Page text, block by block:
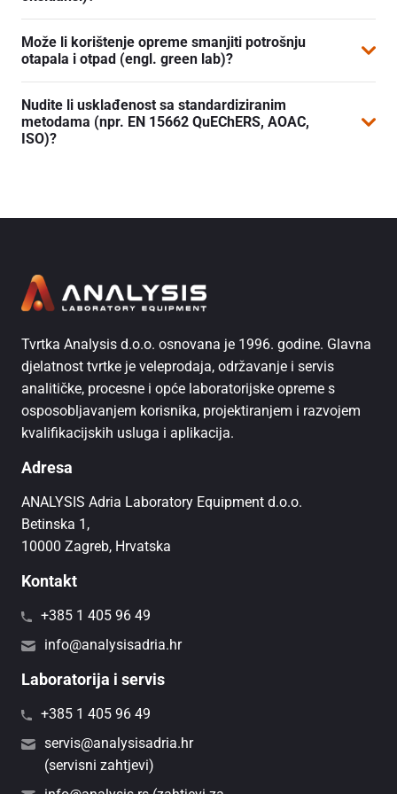
(voda, tlo, otpad, i zrak).
s otopinama se odabiru prema aplikaciji (PTFE, PEEK,
kompatibilnost s uobičajenim otapalima (npr. metanol,
acetonitril, izopropanol), jakom bazama i kiselinama te
oksidansima te je pri odabiru potrebno savjetovati se sa
Može li korištenje opreme smanjiti potrošnju
otapala i otpad (engl. green lab)?
optimizirani protokoli za SPE značajno smanjuju
potrošnju otapala, vrijeme rada i količinu otpada a
Nudite li usklađenost sa standardiziranim
metodama (npr. EN 15662 QuEChERS, AOAC,
ISO)?
(EN/AOAC/ISO/USP/EP) te validiramo postupak
Tvrtka Analysis d.o.o. osnovana je 1996. godine. Glavna
djelatnost tvrtke je veleprodaja, održavanje i servis
analitičke, procesne i opće laboratorijske opreme s
osposobljavanjem korisnika, projektiranjem i razvojem
kvalifikacijskih usluga i aplikacija.
Adresa
ANALYSIS Adria Laboratory Equipment d.o.o.
Betinska 1,
10000 Zagreb, Hrvatska
Kontakt
+385 1 405 96 49
info@analysisadria.hr
Laboratorija i servis
+385 1 405 96 49
servis@analysisadria.hr
(servisni zahtjevi)